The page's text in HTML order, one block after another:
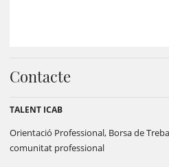
Contacte
TALENT ICAB
Orientació Professional, Borsa de
comunitat professional